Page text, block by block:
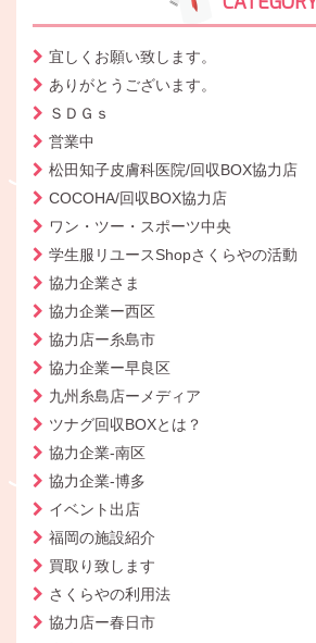
宜しくお願い致します。
ありがとうございます。
ＳＤＧｓ
営業中
松田知子皮膚科医院/回収BOX協力店
COCOHA/回収BOX協力店
ワン・ツー・スポーツ中央
学生服リユースShopさくらやの活動
協力企業さま
協力企業ー西区
協力店ー糸島市
協力企業ー早良区
九州糸島店ーメディア
ツナグ回収BOXとは？
協力企業-南区
協力企業-博多
イベント出店
福岡の施設紹介
買取り致します
さくらやの利用法
協力店ー春日市